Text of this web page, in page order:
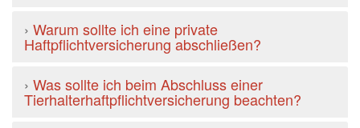
› Warum sollte ich eine private
Haftpflichtversicherung abschließen?
› Was sollte ich beim Abschluss einer
Tierhalterhaftpflichtversicherung beachten?